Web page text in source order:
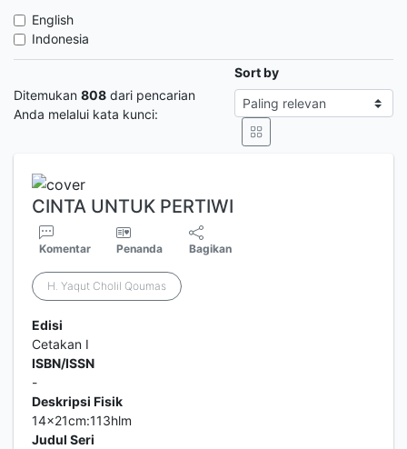
English
Indonesia
Ditemukan 808 dari pencarian
Anda melalui kata kunci:
Sort by
CINTA UNTUK PERTIWI
Komentar Penanda Bagikan
H. Yaqut Cholil Qoumas
Edisi
Cetakan I
ISBN/ISSN
-
Deskripsi Fisik
14x21cm:113hlm
Judul Seri